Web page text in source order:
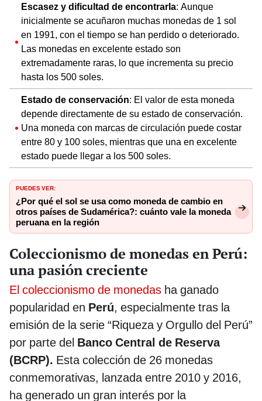
Escasez y dificultad de encontrarla: Aunque
inicialmente se acuñaron muchas monedas de 1 sol
en 1991, con el tiempo se han perdido o deteriorado.
Las monedas en excelente estado son
extremadamente raras, lo que incrementa su precio
hasta los 500 soles.
Estado de conservación: El valor de esta moneda
depende directamente de su estado de conservación.
Una moneda con marcas de circulación puede costar
entre 80 y 100 soles, mientras que una en excelente
estado puede llegar a los 500 soles.
PUEDES VER:
¿Por qué el sol se usa como moneda de cambio en
otros países de Sudamérica?: cuánto vale la moneda
peruana en la región
Coleccionismo de monedas en Perú:
una pasión creciente
El coleccionismo de monedas ha ganado
popularidad en Perú, especialmente tras la
emisión de la serie “Riqueza y Orgullo del Perú”
por parte del Banco Central de Reserva
(BCRP). Esta colección de 26 monedas
conmemorativas, lanzada entre 2010 y 2016,
ha generado un gran interés por la